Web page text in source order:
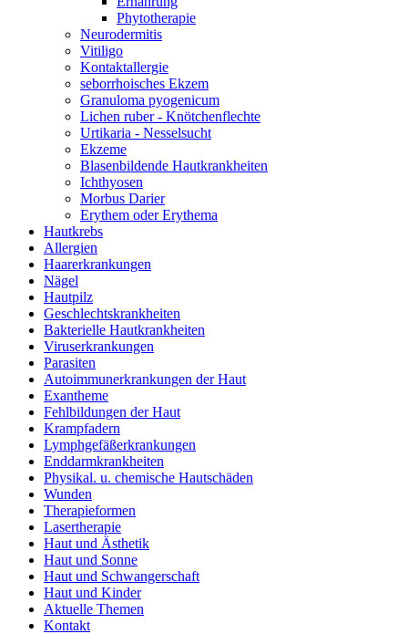
Phytotherapie
Neurodermitis
Vitiligo
Kontaktallergie
seborrhoisches Ekzem
Granuloma pyogenicum
Lichen ruber - Knötchenflechte
Urtikaria - Nesselsucht
Ekzeme
Blasenbildende Hautkrankheiten
Ichthyosen
Morbus Darier
Erythem oder Erythema
Hautkrebs
Allergien
Haarerkrankungen
Nägel
Hautpilz
Geschlechtskrankheiten
Bakterielle Hautkrankheiten
Viruserkrankungen
Parasiten
Autoimmunerkrankungen der Haut
Exantheme
Fehlbildungen der Haut
Krampfadern
Lymphgefäßerkrankungen
Enddarmkrankheiten
Physikal. u. chemische Hautschäden
Wunden
Therapieformen
Lasertherapie
Haut und Ästhetik
Haut und Sonne
Haut und Schwangerschaft
Haut und Kinder
Aktuelle Themen
Kontakt